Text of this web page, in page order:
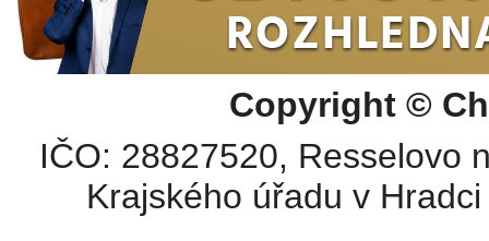
Copyright ©
IČO: 28827520, Resselovo
Krajského úřadu v